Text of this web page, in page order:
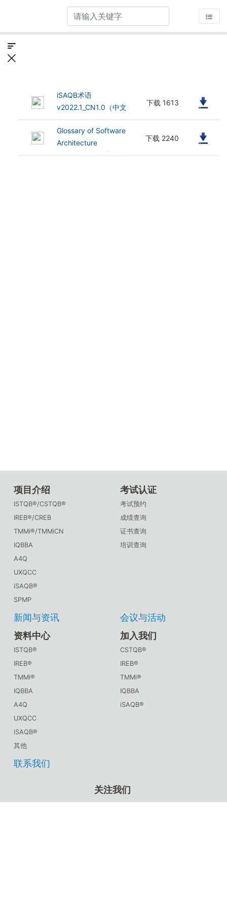
(1.1 MB)
iSAQB术语
v2022.1_CN1.0（中文
版）
下载 1613
(1.89 MB)
Glossary of Software
Architecture
Terminology（英文版）
下载 2240
项目介绍
ISTQB®/CSTQB®
IREB®/CREB
TMMi®/TMMiCN
IQBBA
A4Q
UXQCC
iSAQB®
SPMP
考试认证
考试预约
成绩查询
证书查询
培训查询
新闻与资讯
会议与活动
资料中心
ISTQB®
IREB®
TMMi®
IQBBA
A4Q
UXQCC
iSAQB®
其他
加入我们
CSTQB®
IREB®
TMMi®
IQBBA
iSAQB®
联系我们
关注我们